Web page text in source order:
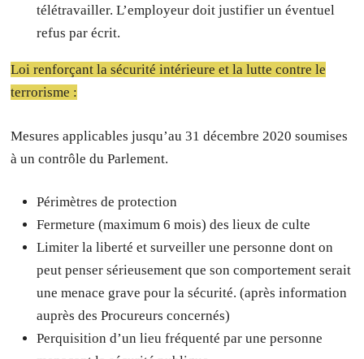
télétravailler. L’employeur doit justifier un éventuel
refus par écrit.
Loi renforçant la sécurité intérieure et la lutte contre le
terrorisme :
Mesures applicables jusqu’au 31 décembre 2020 soumises
à un contrôle du Parlement.
Périmètres de protection
Fermeture (maximum 6 mois) des lieux de culte
Limiter la liberté et surveiller une personne dont on
peut penser sérieusement que son comportement serait
une menace grave pour la sécurité. (après information
auprès des Procureurs concernés)
Perquisition d’un lieu fréquenté par une personne